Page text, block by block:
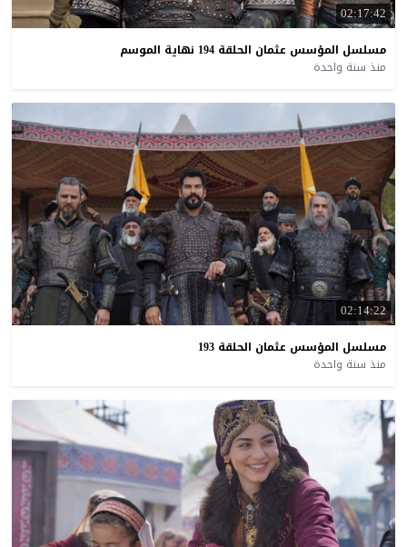
02:17:42
مسلسل المؤسس عثمان الحلقة 194 نهاية الموسم
منذ سنة واحدة
02:14:22
مسلسل المؤسس عثمان الحلقة 193
منذ سنة واحدة